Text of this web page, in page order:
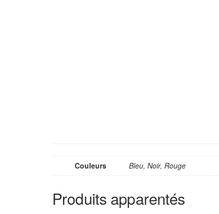
Couleurs Bleu, Noir, Rouge
Produits apparentés